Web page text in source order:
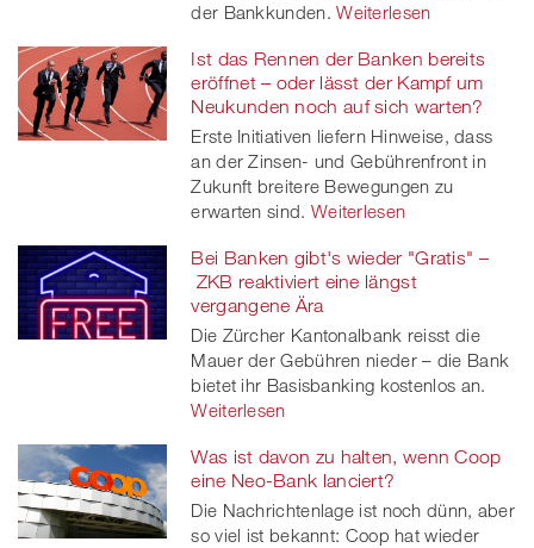
der Bankkunden. Weiterlesen
Ist das Rennen der Banken bereits
eröffnet – oder lässt der Kampf um
Neukunden noch auf sich warten?
Erste Initiativen liefern Hinweise, dass
an der Zinsen- und Gebührenfront in
Zukunft breitere Bewegungen zu
erwarten sind. Weiterlesen
Bei Banken gibt's wieder "Gratis" –
ZKB reaktiviert eine längst
vergangene Ära
Die Zürcher Kantonalbank reisst die
Mauer der Gebühren nieder – die Bank
bietet ihr Basisbanking kostenlos an.
Weiterlesen
Was ist davon zu halten, wenn Coop
eine Neo-Bank lanciert?
Die Nachrichtenlage ist noch dünn, aber
so viel ist bekannt: Coop hat wieder